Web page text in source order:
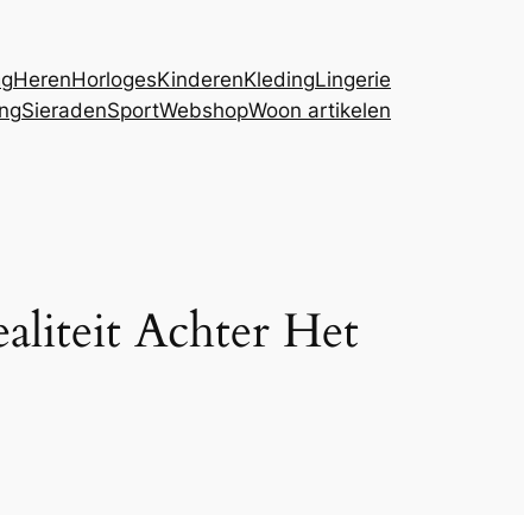
HerenHorlogesKinderenKledingLingerie
SieradenSportWebshopWoon artikelen
Achter Het